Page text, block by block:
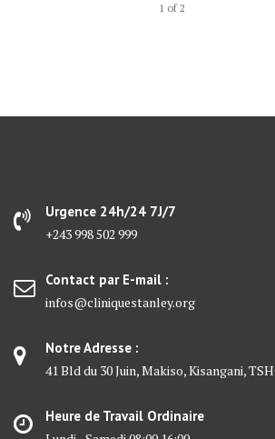
1 of 2
Urgence 24h/24 7J/7
+243 998 502 999
Contact par E-mail :
infos@cliniquestanley.org
Notre Adresse :
41 Bld du 30 Juin, Makiso, Kisangani,
Heure de Travail Ordinaire